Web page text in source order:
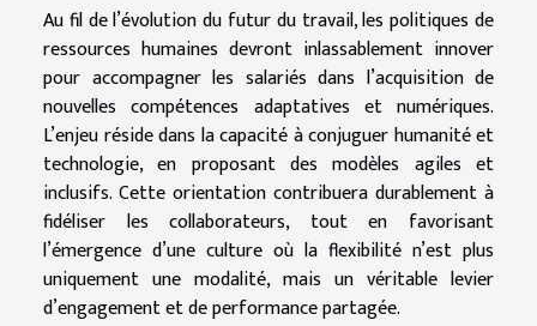
Au fil de l’évolution du futur du travail, les politiques de
ressources humaines devront inlassablement innover
pour accompagner les salariés dans l’acquisition de
nouvelles compétences adaptatives et numériques.
L’enjeu réside dans la capacité à conjuguer humanité et
technologie, en proposant des modèles agiles et
inclusifs. Cette orientation contribuera durablement à
fidéliser les collaborateurs, tout en favorisant
l’émergence d’une culture où la flexibilité n’est plus
uniquement une modalité, mais un véritable levier
d’engagement et de performance partagée.